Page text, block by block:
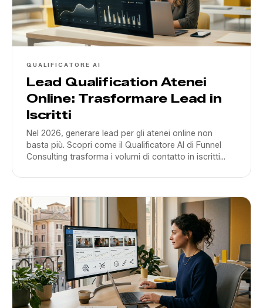
QUALIFICATORE AI
Lead Qualification Atenei
Online: Trasformare Lead in
Iscritti
Nel 2026, generare lead per gli atenei online non
basta più. Scopri come il Qualificatore AI di Funnel
Consulting trasforma i volumi di contatto in iscritti